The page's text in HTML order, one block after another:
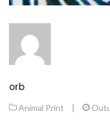
orb
Animal Print |